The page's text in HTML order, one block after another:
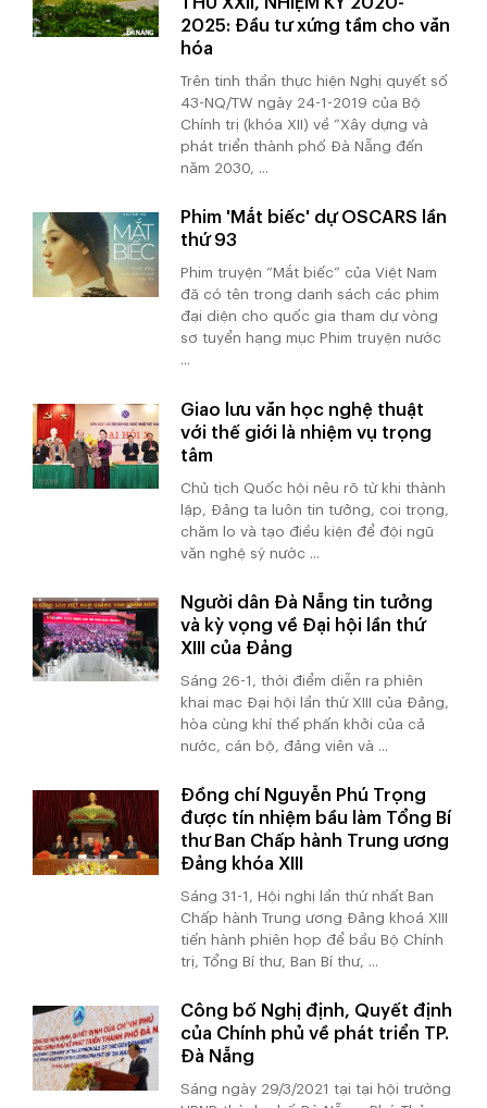
2025: Đầu tư xứng tầm cho văn
hóa
Trên tinh thần thực hiện Nghị quyết số
43-NQ/TW ngày 24-1-2019 của Bộ
Chính trị (khóa XII) về “Xây dựng và
phát triển thành phố Đà Nẵng đến
năm 2030, ...
Phim 'Mắt biếc' dự OSCARS lần
thứ 93
Phim truyện “Mắt biếc” của Việt Nam
đã có tên trong danh sách các phim
đại diện cho quốc gia tham dự vòng
sơ tuyển hạng mục Phim truyện nước
...
Giao lưu văn học nghệ thuật
với thế giới là nhiệm vụ trọng
tâm
Chủ tịch Quốc hội nêu rõ từ khi thành
lập, Đảng ta luôn tin tưởng, coi trọng,
chăm lo và tạo điều kiện để đội ngũ
văn nghệ sỹ nước ...
Người dân Đà Nẵng tin tưởng
và kỳ vọng về Đại hội lần thứ
XIII của Đảng
Sáng 26-1, thời điểm diễn ra phiên
khai mạc Đại hội lần thứ XIII của Đảng,
hòa cùng khí thế phấn khởi của cả
nước, cán bộ, đảng viên và ...
Đồng chí Nguyễn Phú Trọng
được tín nhiệm bầu làm Tổng Bí
thư Ban Chấp hành Trung ương
Đảng khóa XIII
Sáng 31-1, Hội nghị lần thứ nhất Ban
Chấp hành Trung ương Đảng khoá XIII
tiến hành phiên họp để bầu Bộ Chính
trị, Tổng Bí thư, Ban Bí thư, ...
Công bố Nghị định, Quyết định
của Chính phủ về phát triển TP.
Đà Nẵng
Sáng ngày 29/3/2021 tại tại hội trường